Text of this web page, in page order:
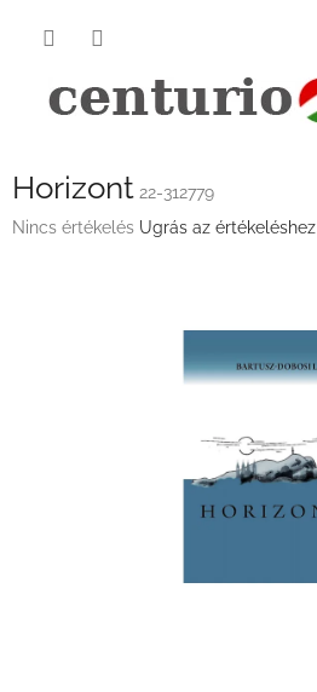
Horizont 22-312779
A
Nincs értékelés Ugrás az értékeléshez